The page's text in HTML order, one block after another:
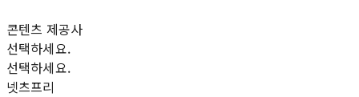
콘텐츠 제공사
선택하세요.
선택하세요.
넷츠프리